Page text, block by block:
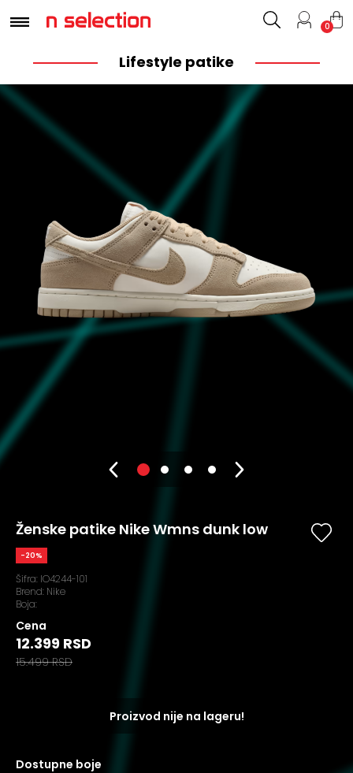
0
Lifestyle patike
Ženske patike Nike Wmns dunk low
-20%
Šifra: IO4244-101
Brend: Nike
Boja:
Cena
12.399 RSD
15.499 RSD
Proizvod nije na lageru!
dostupne boje